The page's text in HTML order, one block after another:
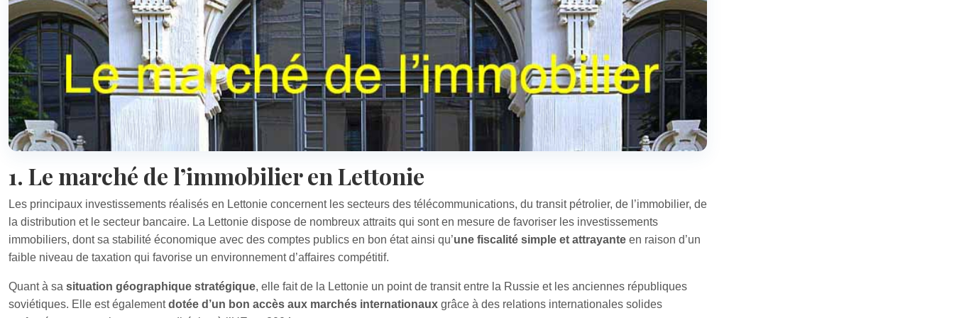
1. Le marché de l’immobilier en Lettonie
Les principaux investissements réalisés en Lettonie concernent les secteurs des télécommunications, du transit pétrolier, de l’immobilier, de
la distribution et le secteur bancaire. La Lettonie dispose de nombreux attraits qui sont en mesure de favoriser les investissements
immobiliers, dont sa stabilité économique avec des comptes publics en bon état ainsi qu’une fiscalité simple et attrayante en raison d’un
faible niveau de taxation qui favorise un environnement d’affaires compétitif.
Quant à sa situation géographique stratégique, elle fait de la Lettonie un point de transit entre la Russie et les anciennes républiques
soviétiques. Elle est égalementdotée d’un bon accès aux marchés internationaux grâce à des relations internationales solides